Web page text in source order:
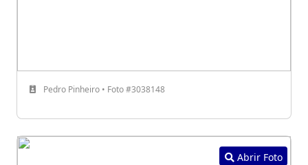
Pedro Pinheiro • Foto #3038148
Abrir Foto